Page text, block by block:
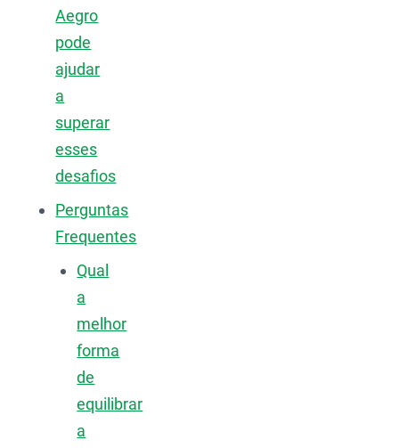
Aegro
pode
ajudar
a
superar
esses
desafios
Perguntas
Frequentes
Qual
a
melhor
forma
de
equilibrar
a